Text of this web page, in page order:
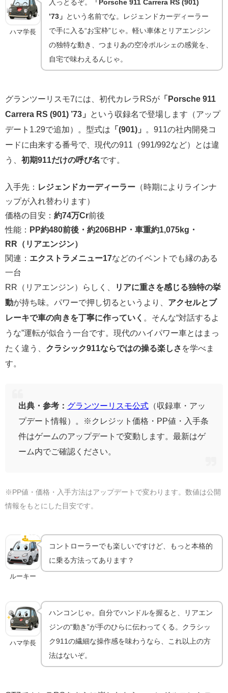
ハマ学長
入っとるぞ。
「Porsche 911 Carrera RS (901)
’73」
という名前でな。レジェンドカーディーラー
で手に入る“お宝枠”じゃ。軽い車体とリアエンジン
の独特な動き、つまりあの空冷ポルシェの感覚を、
自宅で味わえるんじゃ。
グランツーリスモ7には、初代カレラRSが 「Porsche 911
Carrera RS (901) ’73」
という収録名で登場します（アップ
デート1.29で追加）。型式は 「(901)」
。911の社内開発コ
ードに由来する番号で、現代の911（991/992など）とは違
う、 初期911だけの呼び名です。
入手先： レジェンドカーディーラー （時期によりラインナ
ップが入れ替わります）
価格の目安： 約74万Cr前後
性能：
PP約480前後・約206BHP・車重約1,075kg・
RR（リアエンジン）
関連： エクストラメニュー17などのイベントでも縁のある
一台
RR（リアエンジン）らしく、
リアに重さを感じる独特の挙
動が持ち味。パワーで押し切るというより、 アクセルとブ
レーキで車の向きを丁寧に作っていく
。そんな“対話するよ
うな”運転が似合う一台です。現代のハイパワー車とはまっ
たく違う、 クラシック911ならではの操る楽しさ を学べま
す。
出典・参考： グランツーリスモ公式（収録車・アッ
プデート情報）。※クレジット価格・PP値・入手条
件はゲームのアップデートで変動します。最新はゲ
ーム内でご確認ください。
※PP値・価格・入手方法はアップデートで変わります。数値は公開
情報をもとにした目安です。
🕹️ ハンコン
ハンコンで乗るともっと気持ちいい｜機材ガイド
ルーキー
コントローラーでも楽しいですけど、もっと本格的
に乗る方法ってあります？
ハマ学長
ハンコンじゃ。自分でハンドルを握ると、リアエン
ジンの“動き”が手のひらに伝わってくる。クラシッ
ク911の繊細な操作感を味わうなら、これ以上の方
法はないぞ。